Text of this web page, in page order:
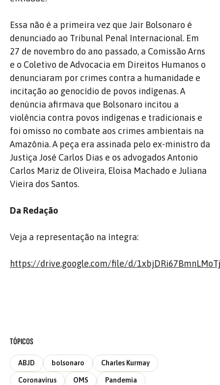
Essa não é a primeira vez que Jair Bolsonaro é
denunciado ao Tribunal Penal Internacional. Em
27 de novembro do ano passado, a Comissão Arns
e o Coletivo de Advocacia em Direitos Humanos o
denunciaram por crimes contra a humanidade e
incitação ao genocídio de povos indígenas. A
denúncia afirmava que Bolsonaro incitou a
violência contra povos indígenas e tradicionais e
foi omisso no combate aos crimes ambientais na
Amazônia. A peça era assinada pelo ex-ministro da
Justiça José Carlos Dias e os advogados Antonio
Carlos Mariz de Oliveira, Eloisa Machado e Juliana
Vieira dos Santos.
Da Redação
Veja a representação na íntegra:
https://drive.google.com/file/d/
TÓPICOS
ABJD bolsonaro Charles Kurmay
Coronavírus OMS Pandemia